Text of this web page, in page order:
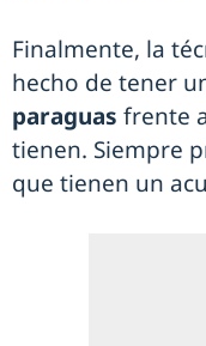
Finalmente, la
hecho de tener
paraguas frente
tienen. Siempre
que tienen un